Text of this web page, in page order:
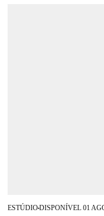
ESTÚDIO■DISPONÍVEL 01